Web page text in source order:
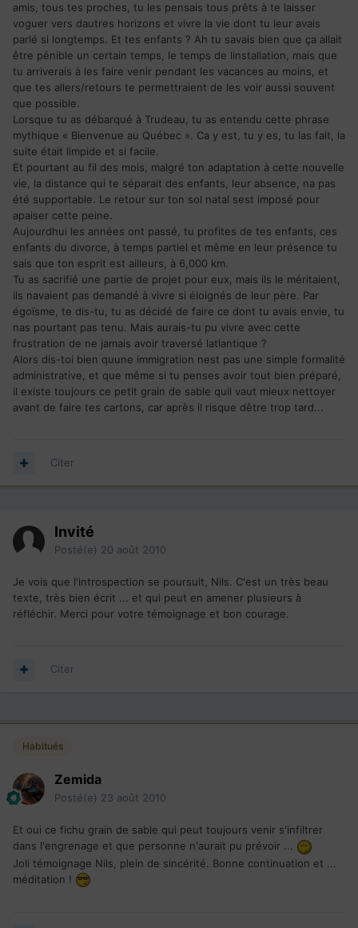
amis, tous tes proches, tu les pensais tous prêts à te laisser
voguer vers dautres horizons et vivre la vie dont tu leur avais
parlé si longtemps. Et tes enfants ? Ah tu savais bien que ça allait
être pénible un certain temps, le temps de linstallation, mais que
tu arriverais à les faire venir pendant les vacances au moins, et
que tes allers/retours te permettraient de les voir aussi souvent
que possible.
Lorsque tu as débarqué à Trudeau, tu as entendu cette phrase
mythique « Bienvenue au Québec ». Ca y est, tu y es, tu las fait, la
suite était limpide et si facile.
Et pourtant au fil des mois, malgré ton adaptation à cette nouvelle
vie, la distance qui te séparait des enfants, leur absence, na pas
été supportable. Le retour sur ton sol natal sest imposé pour
apaiser cette peine.
Aujourdhui les années ont passé, tu profites de tes enfants, ces
enfants du divorce, à temps partiel et même en leur présence tu
sais que ton esprit est ailleurs, à 6,000 km.
Tu as sacrifié une partie de projet pour eux, mais ils le méritaient,
ils navaient pas demandé à vivre si éloignés de leur père. Par
égoïsme, te dis-tu, tu as décidé de faire ce dont tu avais envie, tu
nas pourtant pas tenu. Mais aurais-tu pu vivre avec cette
frustration de ne jamais avoir traversé latlantique ?
Alors dis-toi bien quune immigration nest pas une simple formalité
administrative, et que même si tu penses avoir tout bien préparé,
il existe toujours ce petit grain de sable quil vaut mieux nettoyer
avant de faire tes cartons, car après il risque dêtre trop tard...
Citer
Invité
Posté(e) 20 août 2010
Je vois que l'introspection se poursuit, Nils. C'est un très beau
texte, très bien écrit ... et qui peut en amener plusieurs à
réfléchir. Merci pour votre témoignage et bon courage.
Citer
Habitués
Zemida
Posté(e) 23 août 2010
Et oui ce fichu grain de sable qui peut toujours venir s'infiltrer
dans l'engrenage et que personne n'aurait pu prévoir ...
Joli témoignage Nils, plein de sincérité. Bonne continuation et ...
méditation !